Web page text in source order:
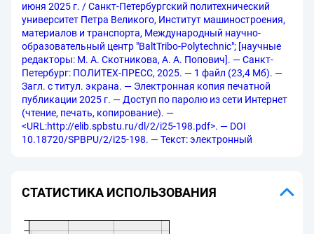
июня 2025 г. / Санкт-Петербургский политехнический
университет Петра Великого, Институт машиностроения,
материалов и транспорта, Международный научно-
образовательный центр "BaltTribo-Polytechnic"; [научные
редакторы: М. А. Скотникова, А. А. Попович]. — Санкт-
Петербург: ПОЛИТЕХ-ПРЕСС, 2025. — 1 файл (23,4 Мб). —
Загл. с титул. экрана. — Электронная копия печатной
публикации 2025 г. — Доступ по паролю из сети Интернет
(чтение, печать, копирование). —
<URL:http://elib.spbstu.ru/dl/2/i25-198.pdf>. — DOI
10.18720/SPBPU/2/i25-198. — Текст: электронный
СТАТИСТИКА ИСПОЛЬЗОВАНИЯ